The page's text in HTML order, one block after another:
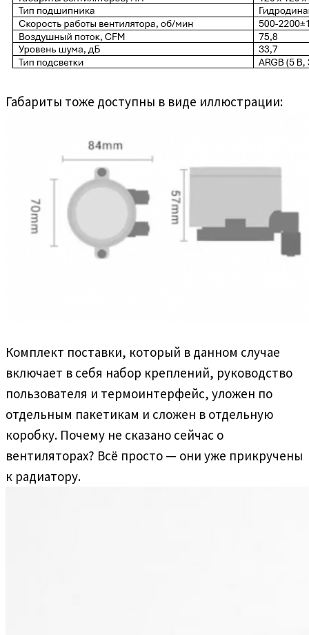
Габариты тоже доступны в виде иллюстрации:
Комплект поставки, который в данном случае
включает в себя набор креплений, руководство
пользователя и термоинтерфейс, уложен по
отдельным пакетикам и сложен в отдельную
коробку. Почему не сказано сейчас о
вентиляторах? Всё просто — они уже прикручены
к радиатору.